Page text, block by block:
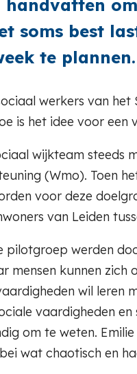
handvatten
soms best
te plannen.
werkers van
is het idee voor
wijkteam
(Wmo). Toen
voor deze
van Leiden
pilotgroep werden
mensen kunnen
wil leren
vaardigheden
om te weten.
wat chaotisch en